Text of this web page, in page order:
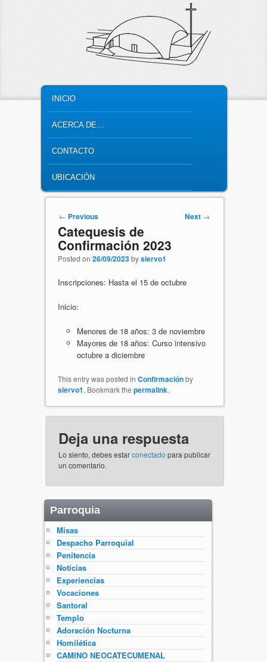
SKIP TO PRIMARY CONTENT
SKIP TO SECONDARY CONTENT
INICIO
ACERCA DE…
CONTACTO
UBICACIÓN
Post navigation
← Previous Next →
Catequesis de
Confirmación 2023
Posted on 26/09/2023bysiervo1
Inscripciones: Hasta el 15 de octubre
Inicio:
Menores de 18 años: 3 de noviembre
Mayores de 18 años: Curso intensivo
octubre a diciembre
This entry was posted in Confirmaciónby
siervo1. Bookmark the permalink.
Deja una respuesta
Lo siento, debes estarconectado para publicar
un comentario.
Parroquia
Misas
Despacho Parroquial
Penitencia
Noticias
Experiencias
Vocaciones
Santoral
Templo
Adoración Nocturna
Homilética
CAMINO NEOCATECUMENAL